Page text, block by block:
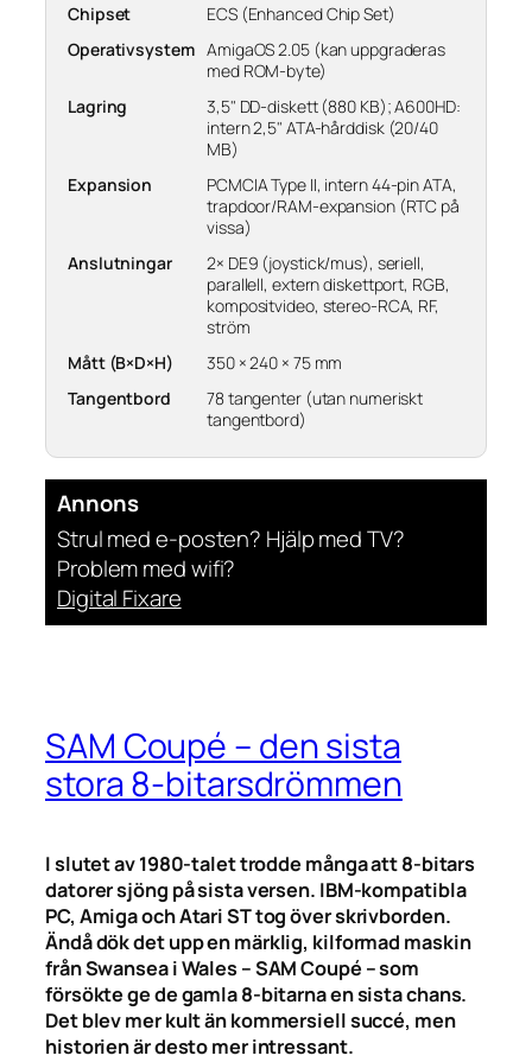
Chipset
ECS (Enhanced Chip Set)
Operativsystem AmigaOS 2.05 (kan uppgraderas
med ROM-byte)
Lagring
3,5" DD-diskett (880 KB); A600HD:
intern 2,5" ATA-hårddisk (20/40
MB)
Expansion
PCMCIA Type II, intern 44-pin ATA,
trapdoor/RAM-expansion (RTC på
vissa)
Anslutningar
2× DE9 (joystick/mus), seriell,
parallell, extern diskettport, RGB,
kompositvideo, stereo-RCA, RF,
ström
Mått (B×D×H)
350 × 240 × 75 mm
Tangentbord
78 tangenter (utan numeriskt
tangentbord)
Annons
Strul med e-posten? Hjälp med TV?
Problem med wifi?
Digital Fixare
SAM Coupé – den sista
stora 8-bitarsdrömmen
I slutet av 1980-talet trodde många att 8-bitars
datorer sjöng på sista versen. IBM-kompatibla
PC, Amiga och Atari ST tog över skrivborden.
Ändå dök det upp en märklig, kilformad maskin
från Swansea i Wales – SAM Coupé – som
försökte ge de gamla 8-bitarna en sista chans.
Det blev mer kult än kommersiell succé, men
historien är desto mer intressant.